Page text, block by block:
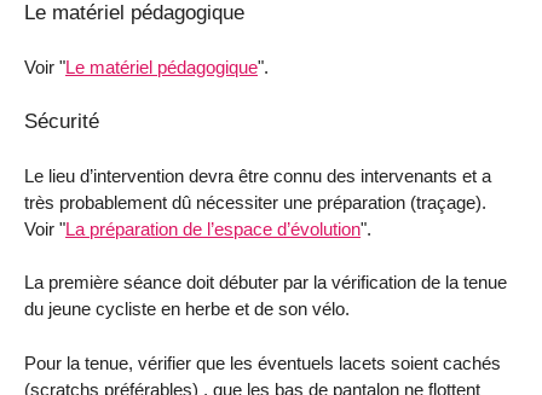
Le matériel pédagogique
Voir "Le matériel pédagogique".
Sécurité
Le lieu d’intervention devra être connu des intervenants et a
très probablement dû nécessiter une préparation (traçage).
Voir "La préparation de l’espace d’évolution".
La première séance doit débuter par la vérification de la tenue
du jeune cycliste en herbe et de son vélo.
Pour la tenue, vérifier que les éventuels lacets soient cachés
(scratchs préférables) , que les bas de pantalon ne flottent